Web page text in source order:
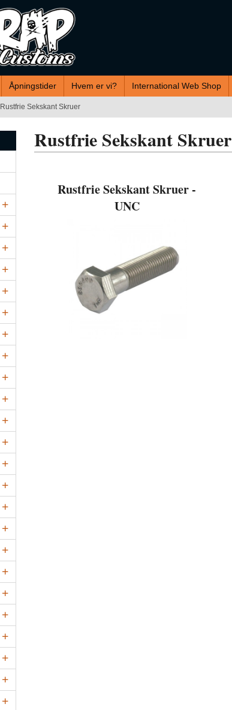
Åpningstider Hvem er vi? International Web Shop
Rustfrie Sekskant Skruer
Rustfrie Sekskant Skruer
Rustfrie Sekskant Skruer -
UNC